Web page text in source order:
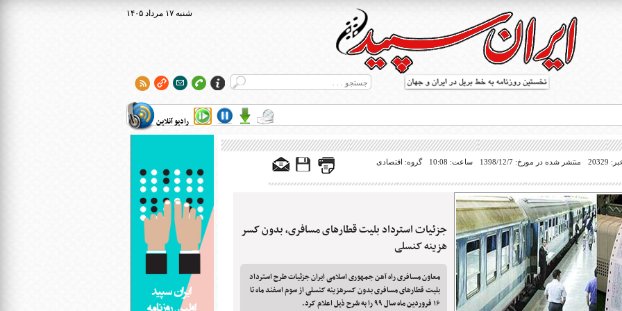
۱۴۰۵ شنبه ۱۷ مرداد
رادیو آنلاین
بریل در جهان
منتشر شده در مورخ: 1398/12/7 ساعت: 10:08 گروه: اقتصادی
جزئیات استرداد بلیت قطارهای مسافری، بدون کسر
هزینه کنسلی
معاون مسافری راه آهن جمهوری اسلامی ایران جزئیات طرح استرداد
بلیت قطارهای مسافری بدون کسرهزینه کنسلی از سوم اسفند ماه تا
۱۶ فروردین ماه سال ۹۹ را به شرح ذیل اعلام کرد.